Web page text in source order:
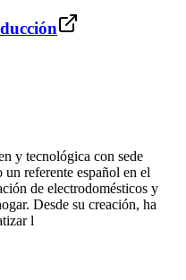
y tecnológica con sede
referente español en el
de electrodomésticos y
Desde su creación, ha
l